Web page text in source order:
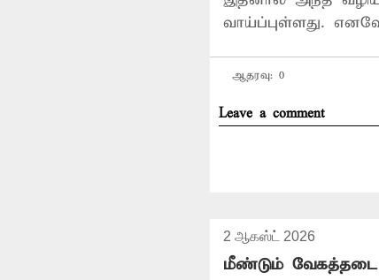
வாய்ப்புள்ளது.
ஆதரவு: 0
Leave a comment
2 ஆகஸ்ட் 2026
மீண்டும் வேகத்தடை